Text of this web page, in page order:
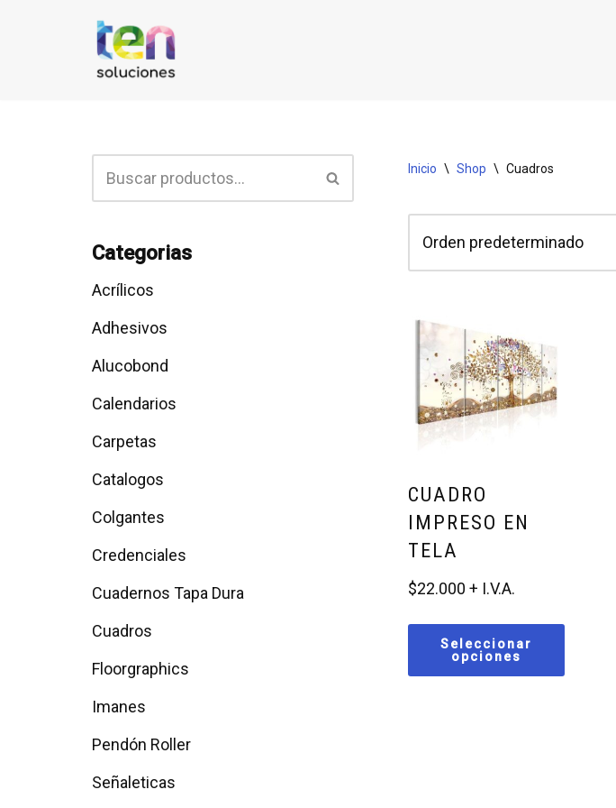
Categorias
Acrílicos
Adhesivos
Alucobond
Calendarios
Carpetas
Catalogos
Colgantes
Credenciales
Cuadernos Tapa Dura
Cuadros
Floorgraphics
Imanes
Pendón Roller
Señaleticas
Inicio \ Shop \ Cuadros
CUADRO
IMPRESO EN
TELA
$22.000
Seleccionar
opciones